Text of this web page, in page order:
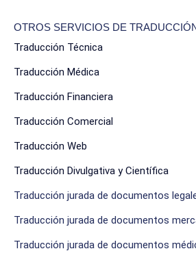
OTROS SERVICIOS DE
Traducción Técnica
Traducción Médica
Traducción Financiera
Traducción Comercial
Traducción Web
Traducción Divulgativa y Científica
Traducción jurada de documentos
Traducción jurada de documentos
Traducción jurada de documentos